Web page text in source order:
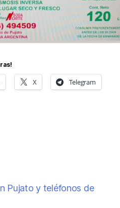
X Telegram
Pujato y teléfonos de